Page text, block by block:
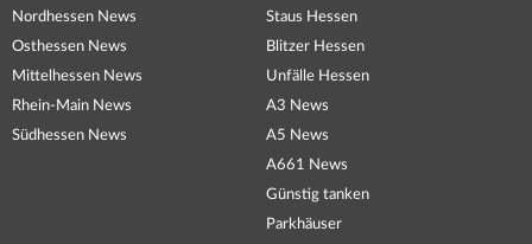
Nordhessen News
Osthessen News
Mittelhessen News
Rhein-Main News
Südhessen News
Staus Hessen
Blitzer Hessen
Unfälle Hessen
A3 News
A5 News
A661 News
Günstig tanken
Parkhäuser